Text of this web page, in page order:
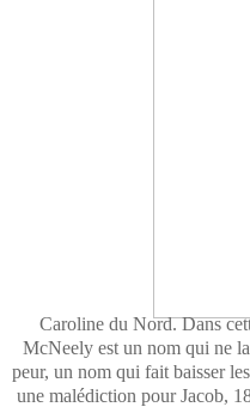
Caroline du Nord. Dans
McNeely est un nom qui ne
peur, un nom qui fait baisser
une malédiction pour Jacob,